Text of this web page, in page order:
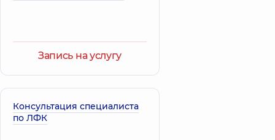
Запись на услугу
Консультация специалиста
по ЛФК